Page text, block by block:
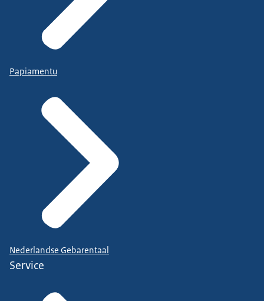
Papiamentu
Nederlandse Gebarentaal
Service